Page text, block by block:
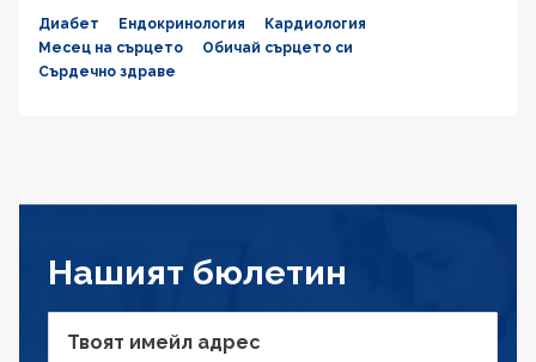
Диабет Ендокринология
Кардиология
Месец на сърцето
Обичай сърцето си
Сърдечно здраве
Нашият бюлетин
Твоят имейл адрес